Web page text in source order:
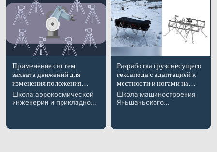
Применение систем
захвата движений для
изменения положения
суставов робота и
калибровки
Школа аэрокосмической
инженерии и прикладной
Разработка грузонесущего
гексапода с адаптацией к
местности и ногами на
основе механизма
Чебышева
Школа машиностроения
Яньшаньского